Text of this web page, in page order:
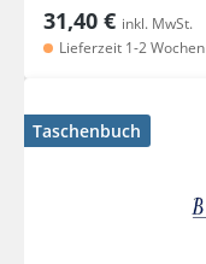
31,40 € inkl. MwSt.
Lieferzeit 1-2 Wochen
Taschenbuch